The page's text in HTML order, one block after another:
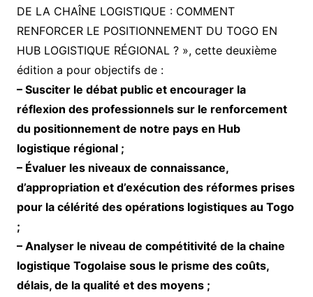
DE LA CHAÎNE LOGISTIQUE : COMMENT
RENFORCER LE POSITIONNEMENT DU TOGO EN
HUB LOGISTIQUE RÉGIONAL ? », cette deuxième
édition a pour objectifs de :
– Susciter le débat public et encourager la
réflexion des professionnels sur le renforcement
du positionnement de notre pays en Hub
logistique régional ;
– Évaluer les niveaux de connaissance,
d’appropriation et d’exécution des réformes prises
pour la célérité des opérations logistiques au Togo
;
– Analyser le niveau de compétitivité de la chaine
logistique Togolaise sous le prisme des coûts,
délais, de la qualité et des moyens ;